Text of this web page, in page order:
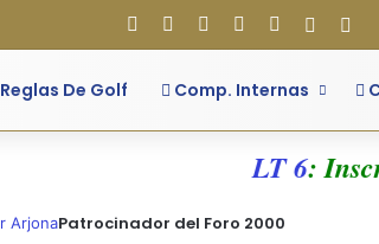
Facebook Flickr YouTubeInstagram
Acceso
Reglas De Golf Comp. Internas
LT 6:
Patrocinador del Foro 2000